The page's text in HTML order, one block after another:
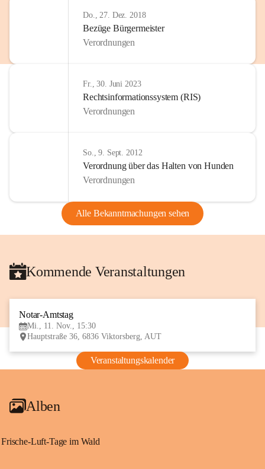
Do., 27. Dez. 2018
Bezüge Bürgermeister
Verordnungen
Fr., 30. Juni 2023
Rechtsinformationssystem (RIS)
Verordnungen
So., 9. Sept. 2012
Verordnung über das Halten von Hunden
Verordnungen
Alle Bekanntmachungen sehen
Kommende Veranstaltungen
Notar-Amtstag
Mi., 11. Nov., 15:30
Hauptstraße 36, 6836 Viktorsberg, AUT
Veranstaltungskalender
Alben
Frische-Luft-Tage im Wald